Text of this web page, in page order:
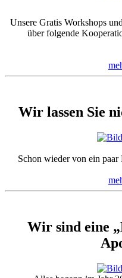
Unsere Gratis Workshops
über folgende
Wir lassen Sie
Schon wieder von ein
Wir sind eine